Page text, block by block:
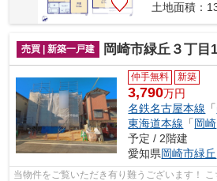
土地面積：
売買 | 新築一戸建 岡崎市緑丘３丁目11-3『仲
仲手無料 新築
3,790万円
名鉄名古屋本線 「
東海道本線 「岡崎
予定 / 2階建
愛知県岡崎市緑丘
当物件をご覧いただき有り難うございます！